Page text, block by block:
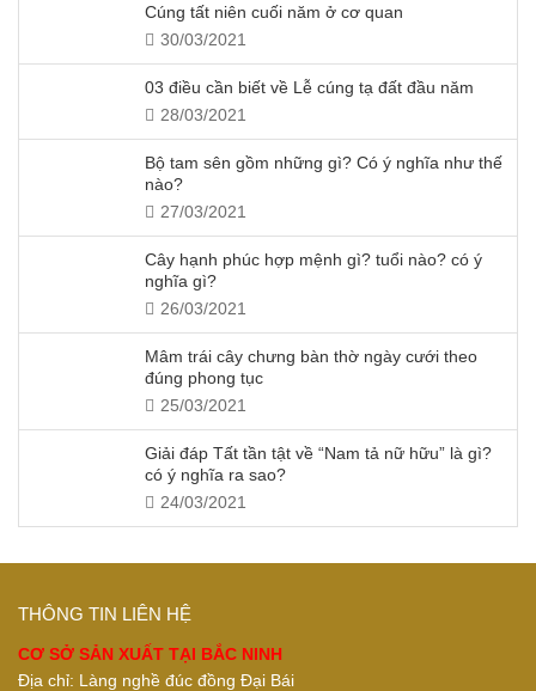
Cúng tất niên cuối năm ở cơ quan
30/03/2021
03 điều cần biết về Lễ cúng tạ đất đầu năm
28/03/2021
Bộ tam sên gồm những gì? Có ý nghĩa như thế
nào?
27/03/2021
Cây hạnh phúc hợp mệnh gì? tuổi nào? có ý
nghĩa gì?
26/03/2021
Mâm trái cây chưng bàn thờ ngày cưới theo
đúng phong tục
25/03/2021
Giải đáp Tất tần tật về “Nam tả nữ hữu” là gì?
có ý nghĩa ra sao?
24/03/2021
THÔNG TIN LIÊN HỆ
CƠ SỞ SẢN XUẤT TẠI BẮC NINH
Địa chỉ: Làng nghề đúc đồng Đại Bái